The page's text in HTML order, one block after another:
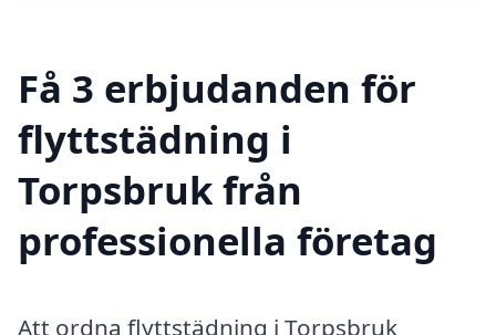
Få 3 erbjudanden för
flyttstädning i
Torpsbruk från
professionella företag
Att ordna flyttstädning i Torpsbruk